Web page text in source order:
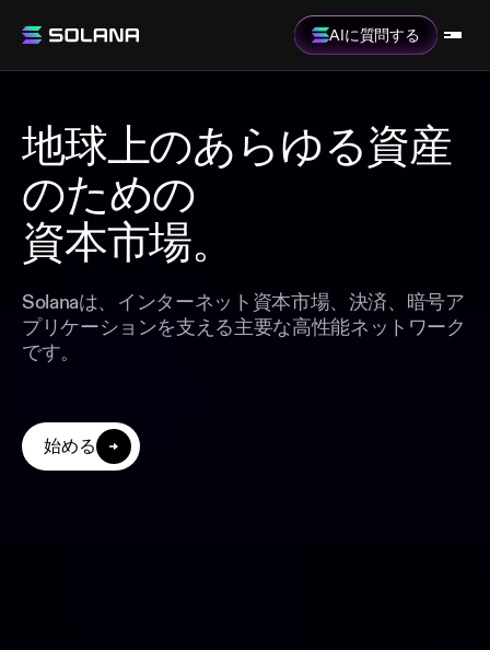
AIに質問する
地球上のあらゆる資産
のための
資本市場。
Solanaは、インターネット資本市場、決済、暗号ア
プリケーションを支える主要な高性能ネットワーク
です。
始める